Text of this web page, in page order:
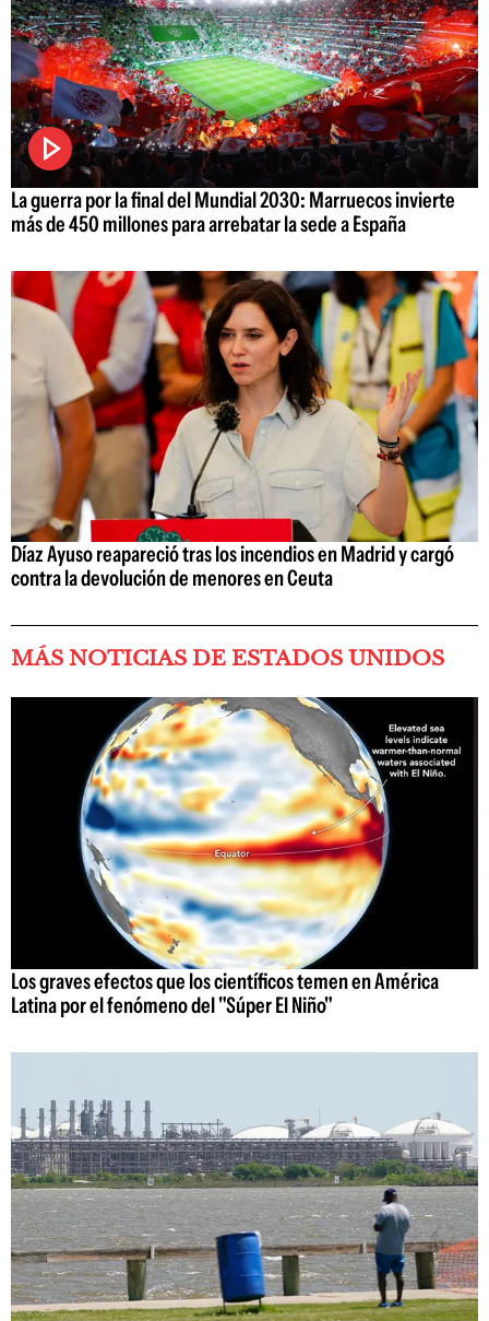
La guerra por la final del Mundial 2030: Marruecos invierte
más de 450 millones para arrebatar la sede a España
Díaz Ayuso reapareció tras los incendios en Madrid y cargó
contra la devolución de menores en Ceuta
MÁS NOTICIAS DE ESTADOS UNIDOS
Los graves efectos que los científicos temen en América
Latina por el fenómeno del "Súper El Niño"